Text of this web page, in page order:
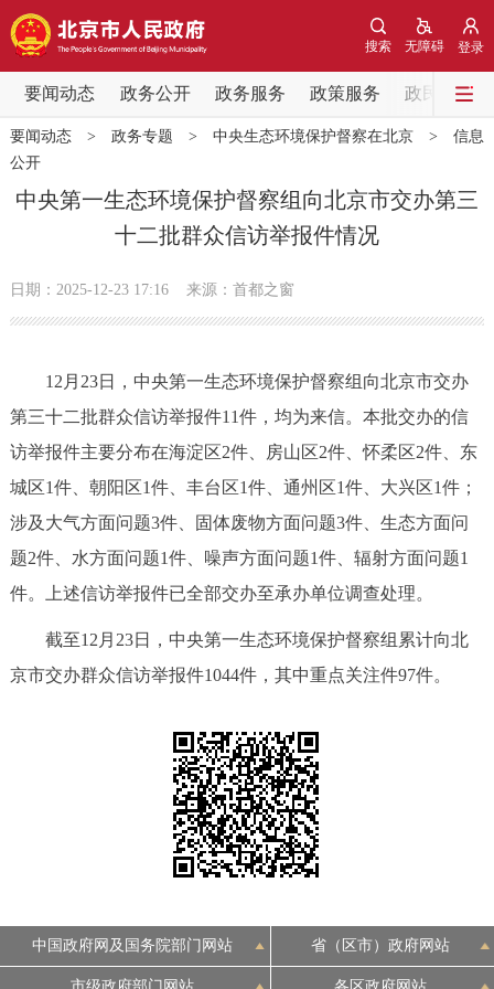
登录
无障碍
搜索
要闻动态 政务公开 政务服务 政策服务 政民互动
要闻动态
党中央精神 国务院信息 中央部委动态
北京要闻 会议信息 部门动态
市领导 机构职能 政策服务
政策兑现 政策解读 回应关切
决策公开 专题公开
个人服务 法人服务 部门服务
阳光政务
12345网上接诉即办 我要咨询
参与调查 在线访谈 图说互动
要闻动态> 政务专题 > 中央生态环境保护督察在北京> 信息
公开
中央第一生态环境保护督察组向北京市交办第三
十二批群众信访举报件情况
日期：2025-12-23 17:16 来源：首都之窗
12月23日，中央第一生态环境保护督察组向北京市交办
第三十二批群众信访举报件11件，均为来信。本批交办的信
访举报件主要分布在海淀区2件、房山区2件、怀柔区2件、东
城区1件、朝阳区1件、丰台区1件、通州区1件、大兴区1件；
涉及大气方面问题3件、固体废物方面问题3件、生态方面问
题2件、水方面问题1件、噪声方面问题1件、辐射方面问题1
件。上述信访举报件已全部交办至承办单位调查处理。
截至12月23日，中央第一生态环境保护督察组累计向北
京市交办群众信访举报件1044件，其中重点关注件97件。
中国政府网及国务院部门网站 省（区市）政府网站